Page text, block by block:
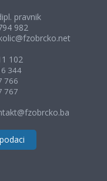
pravnik
982
102
344